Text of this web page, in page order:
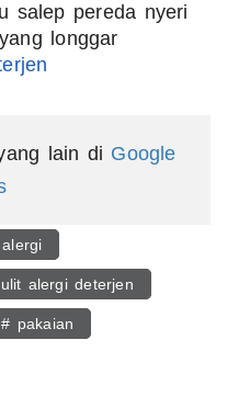
salep pereda nyeri
yang longgar
lain di Google
alergi deterjen
# pakaian